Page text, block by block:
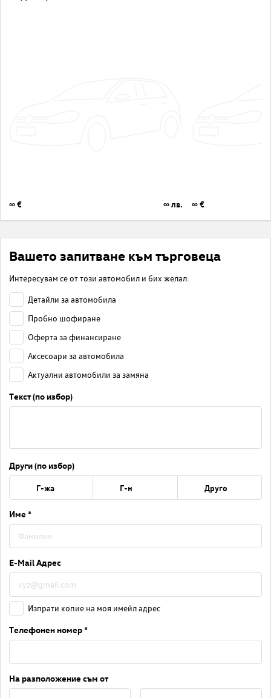
∞ € ∞ лв. ∞ €
Вашето запитване към търговеца
Интересувам се от този автомобил и бих желал:
Детайли за автомобила
Пробно шофиране
Оферта за финансиране
Аксесоари за автомобила
Актуални автомобили за замяна
Текст (по избор)
Други (по избор)
Г-жа Г-н Друго
Име *
E-Mail Адрес
Изпрати копие на моя имейл адрес
Телефонен номер *
На разположение съм от